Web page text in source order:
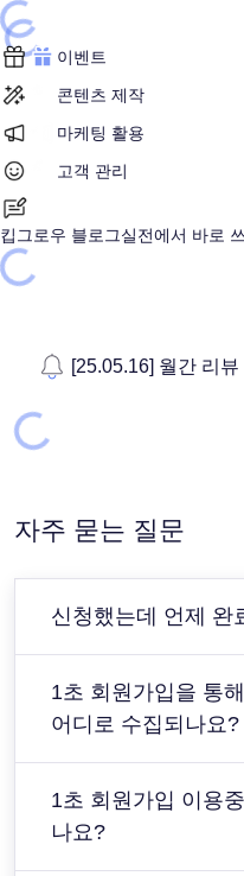
Loading...
Loading...이벤트
콘텐츠 제작
마케팅 활용
고객 관리
킵그로우 블로그실전에서 바로
Loading...
[25.05.16] 월간 리
Loading...
자주 묻는 질문
신청했는데 언제 완
1초 회원가입을 통
어디로 수집되나요?
1초 회원가입 이용
나요?